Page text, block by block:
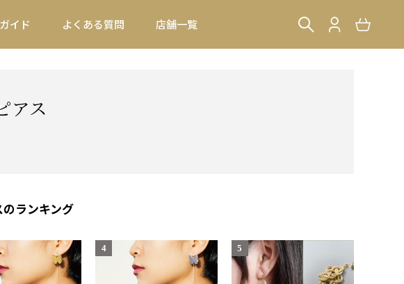
イド よくある質問 店舗一覧
アス
のランキング